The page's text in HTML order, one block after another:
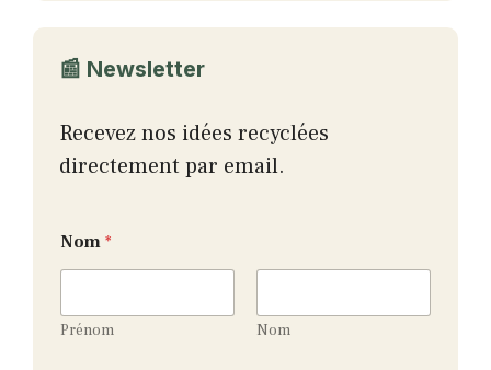
📰 Newsletter
Recevez nos idées recyclées
directement par email.
Nom *
Prénom Nom